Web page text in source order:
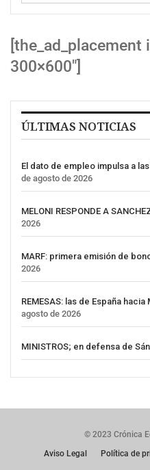
300×600″]
ÚLTIMAS NOTICIAS
El dato de empleo impulsa a
de agosto de 2026
MELONI RESPONDE A
2026
MARF: primera emisión de
2026
REMESAS: las de España
agosto de 2026
MINISTROS; en defensa de
© 2023 Crónica
Aviso Legal
Política de